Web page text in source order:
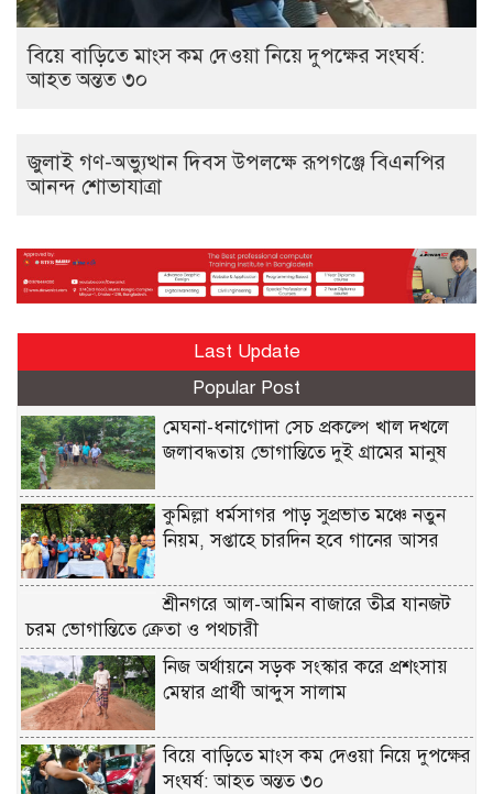
বিয়ে বাড়িতে মাংস কম দেওয়া নিয়ে দুপক্ষের সংঘর্ষ:
আহত অন্তত ৩০ ​
জুলাই গণ-অভ্যুত্থান দিবস উপলক্ষে রূপগঞ্জে বিএনপির
আনন্দ শোভাযাত্রা
Last Update
Popular Post
মেঘনা-ধনাগোদা সেচ প্রকল্পে খাল দখলে
জলাবদ্ধতায় ভোগান্তিতে দুই গ্রামের মানুষ
কুমিল্লা ধর্মসাগর পাড় সুপ্রভাত মঞ্চে নতুন
নিয়ম, সপ্তাহে চারদিন হবে গানের আসর
শ্রীনগরে আল-আমিন বাজারে তীব্র যানজট
চরম ভোগান্তিতে ক্রেতা ও পথচারী
নিজ অর্থায়নে সড়ক সংস্কার করে প্রশংসায়
মেম্বার প্রার্থী আব্দুস সালাম
বিয়ে বাড়িতে মাংস কম দেওয়া নিয়ে দুপক্ষের
সংঘর্ষ: আহত অন্তত ৩০ ​